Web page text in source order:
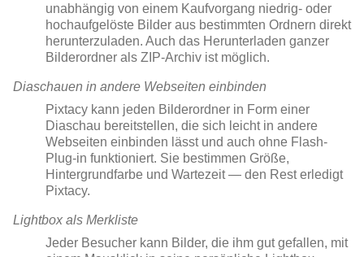
unabhängig von einem Kaufvorgang niedrig- oder
hochaufgelöste Bilder aus bestimmten Ordnern direkt
herunterzuladen. Auch das Herunterladen ganzer
Bilderordner als ZIP-Archiv ist möglich.
Diaschauen in andere Webseiten einbinden
Pixtacy kann jeden Bilderordner in Form einer
Diaschau bereitstellen, die sich leicht in andere
Webseiten einbinden lässt und auch ohne Flash-
Plug-in funktioniert. Sie bestimmen Größe,
Hintergrundfarbe und Wartezeit — den Rest erledigt
Pixtacy.
Lightbox als Merkliste
Jeder Besucher kann Bilder, die ihm gut gefallen, mit